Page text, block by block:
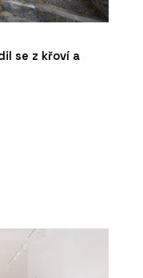
se z křoví a